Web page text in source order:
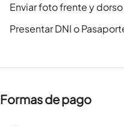
Enviar foto frente y
Presentar DNI o
Formas de pago